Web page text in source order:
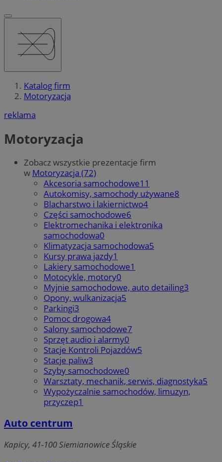
Katalog firm
Motoryzacja
reklama
Motoryzacja
Zobacz wszystkie prezentacje firm
w Motoryzacja (72)
Akcesoria samochodowe11
Autokomisy, samochody używane8
Blacharstwo i lakiernictwo4
Części samochodowe6
Elektromechanika i elektronika
samochodowa0
Klimatyzacja samochodowa5
Kursy prawa jazdy1
Lakiery samochodowe1
Motocykle, motory0
Myjnie samochodowe, auto detailing3
Opony, wulkanizacja5
Parkingi3
Pomoc drogowa4
Salony samochodowe7
Sprzęt audio i alarmy0
Stacje Kontroli Pojazdów5
Stacje paliw3
Szyby samochodowe0
Warsztaty, mechanik, serwis, diagnostyka5
Wypożyczalnie samochodów, limuzyn,
przyczep1
Auto centrum
Kapicy, 41-100 Siemianowice Śląskie